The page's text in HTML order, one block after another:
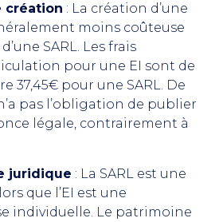
création : La création d’une
moins coûteuse
SARL. Les frais
pour une EI sont de
37,45€ pour une SARL. De
pas l’obligation de publier
légale, contrairement à
juridique : La SARL est une
que l’EI est une
individuelle. Le patrimoine